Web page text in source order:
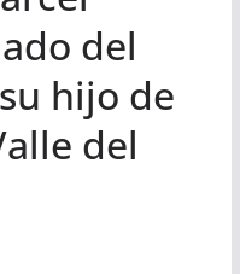
del
hijo de
del